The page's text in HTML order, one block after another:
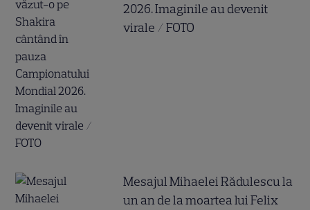
2026. Imaginile au devenit
virale / FOTO
Mesajul Mihaelei Rădulescu la
un an de la moartea lui Felix